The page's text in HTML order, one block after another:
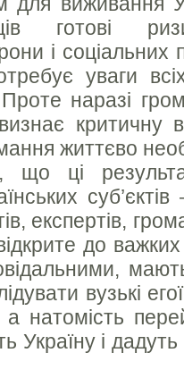
готові
і
уваги
Проте наразі
критичну
життєво
що ці
суб’єктів
експертів,
до
вузькі
а натомість
Україну і